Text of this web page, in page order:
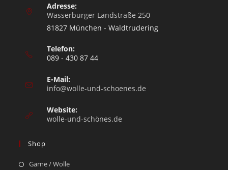
Adresse:
Wasserburger Landstraße 250
81827 München - Waldtrudering
Telefon:
089 - 430 87 44
E-Mail:
info@wolle-und-schoenes.de
Website:
wolle-und-schönes.de
Shop
Garne / Wolle